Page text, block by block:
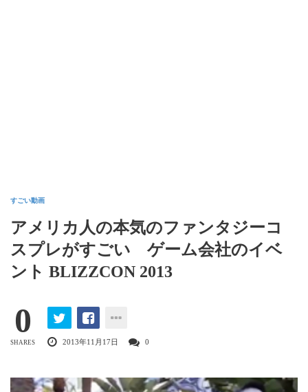
すごい動画
アメリカ人の本気のファンタジーコ
スプレがすごい ゲーム会社のイベ
ント BLIZZCON 2013
0
SHARES 2013年11月17日 0